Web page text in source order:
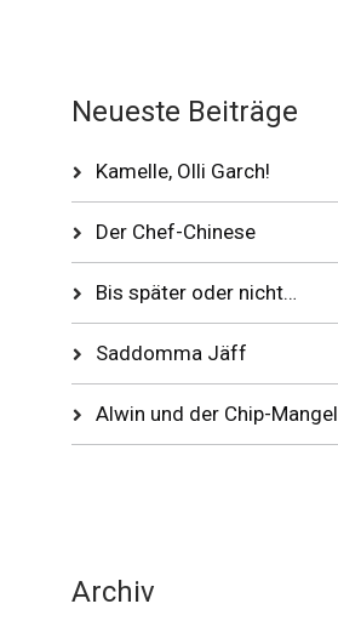
Neueste Beiträge
Kamelle, Olli Garch!
Der Chef-Chinese
Bis später oder nicht…
Saddomma Jäff
Alwin und der Chip-Mangel
Archiv